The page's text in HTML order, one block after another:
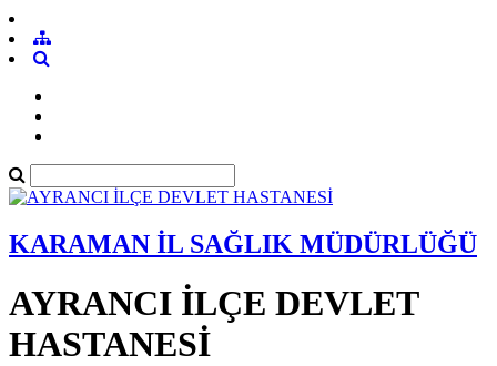
KARAMAN İL SAĞLIK MÜDÜRLÜĞÜ
AYRANCI İLÇE DEVLET
HASTANESİ